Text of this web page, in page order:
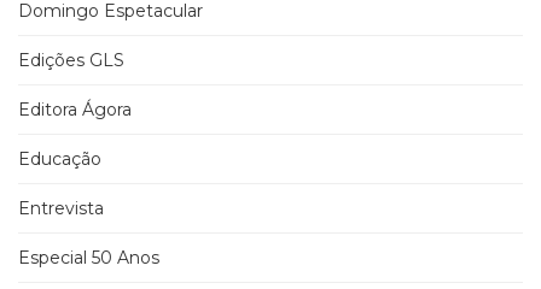
Domingo Espetacular
Edições GLS
Editora Ágora
Educação
Entrevista
Especial 50 Anos